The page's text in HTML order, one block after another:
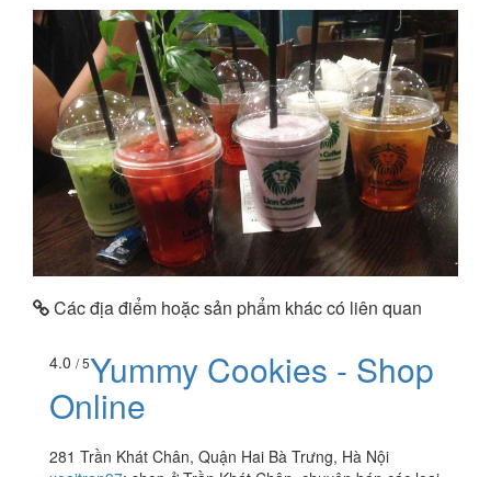
Các địa điểm hoặc sản phẩm khác có liên quan
4.0 / 5Yummy Cookies - Shop
Online
281 Trần Khát Chân, Quận Hai Bà Trưng, Hà Nội